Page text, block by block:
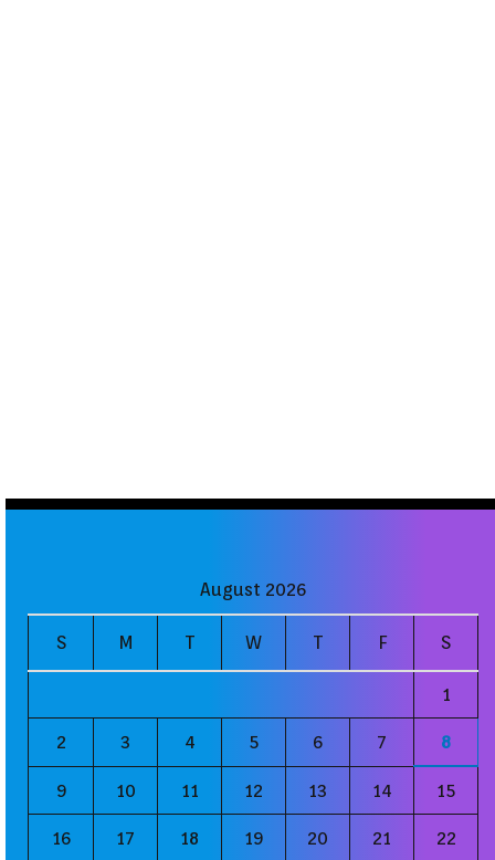
August 2026
S M T W T F S
1
2 3 4 5 6 7 8
9 10 11 12 13 14 15
16 17 18 19 20 21 22